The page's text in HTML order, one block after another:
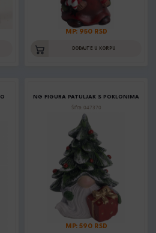
MP: 950 RSD
DODAJTE U KORPU
NG FIGURA PATULJAK S POKLONIMA
Šifra: 047370
MP: 590 RSD